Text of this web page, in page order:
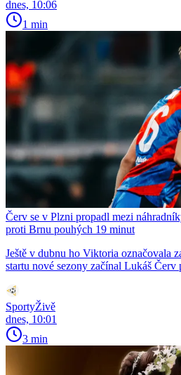
dnes, 10:06
1 min
Červ se v Plzni propadl mezi
proti Brnu pouhých 19 minut
Ještě v dubnu ho Viktoria označovala
startu nové sezony začínal Lukáš
SportyŽivě
dnes, 10:01
3 min